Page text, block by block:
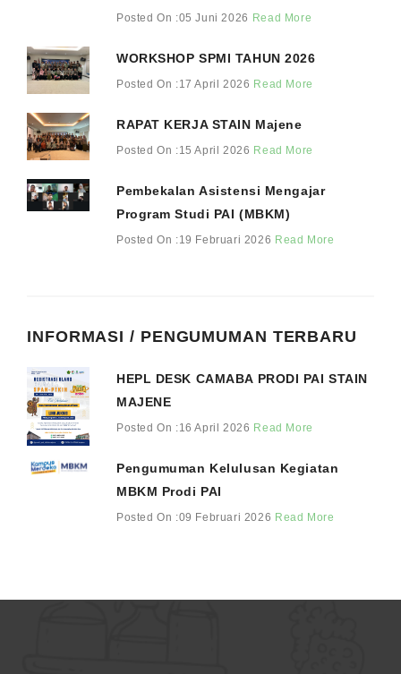
Posted On :05 Juni 2026 Read More
WORKSHOP SPMI TAHUN 2026
Posted On :17 April 2026 Read More
RAPAT KERJA STAIN Majene
Posted On :15 April 2026 Read More
Pembekalan Asistensi Mengajar
Program Studi PAI (MBKM)
Posted On :19 Februari 2026 Read More
INFORMASI / PENGUMUMAN TERBARU
HEPL DESK CAMABA PRODI PAI STAIN
MAJENE
Posted On :16 April 2026 Read More
Pengumuman Kelulusan Kegiatan
MBKM Prodi PAI
Posted On :09 Februari 2026 Read More